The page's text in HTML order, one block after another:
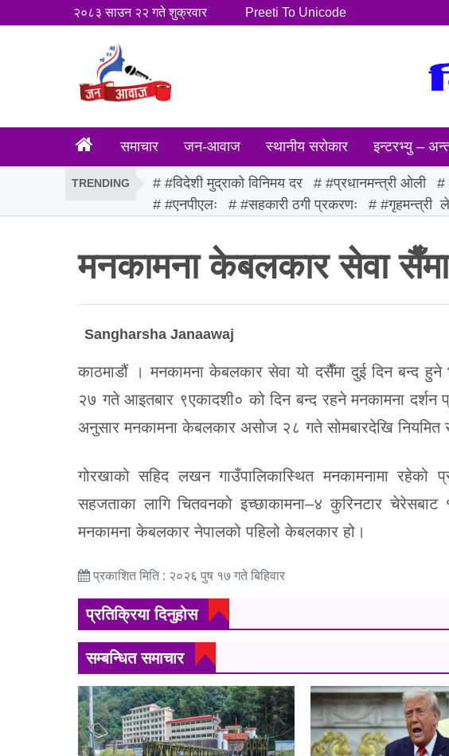
२०८३ साउन २२ गते शुक्रवार Preeti To Unicode
समाचार जन-आवाज स्थानीय सरोकार इन्टरभ्यु –
TRENDING #विदेशी मुद्राको विनिमय दर #प्रधानमन्त्री ओली
#एनपीएलः
#सहकारी ठगी प्रकरणः #गृहमन्त्री
मनकामना केबलकार सेवा
Sangharsha Janaawaj
काठमाडौं । मनकामना केबलकार सेवा यो दसैँमा दुई दिन बन्द
२७ गते आइतबार ९एकादशी० को दिन बन्द रहने मनकामना दर्शन
अनुसार मनकामना केबलकार असोज २८ गते सोमबारदेखि
गोरखाको सहिद लखन गाउँपालिकास्थित मनकामनामा रहेको
सहजताका लागि चितवनको इच्छाकामना–४ कुरिनटार
मनकामना केबलकार नेपालको पहिलो केबलकार हो।
प्रकाशित मिति : २०२६ पुष १७ गते बिहिवार
प्रतिक्रिया दिनुहोस
सम्बन्धित समाचार